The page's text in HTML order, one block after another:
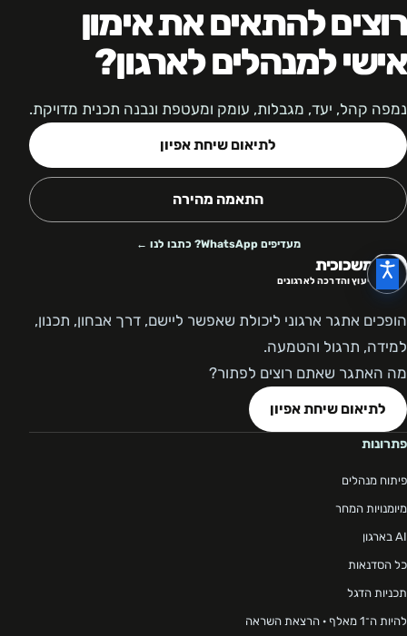
רוצים להתאים את אימון
אישי למנהלים לארגון?
נמפה קהל, יעד, מגבלות, עומק ומעטפת ונבנה תכנית מדויקת.
לתיאום שיחת אפיון
התאמה מהירה
מעדיפים WhatsApp? כתבו לנו ←
משכוכית
ייעוץ והדרכה לארגונים
הופכים אתגר ארגוני ליכולת שאפשר ליישם, דרך אבחון, תכנון,
למידה, תרגול והטמעה.
מה האתגר שאתם רוצים לפתור?
לתיאום שיחת אפיון
פתרונות
פיתוח מנהלים
מיומנויות המחר
AI בארגון
כל הסדנאות
תכניות הדגל
להיות ה־1 מאלף · הרצאת השראה